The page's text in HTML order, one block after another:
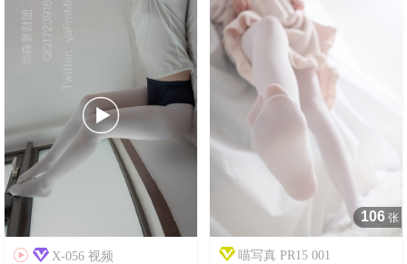

 X-056 视频
106 张
喵写真 PR15 001